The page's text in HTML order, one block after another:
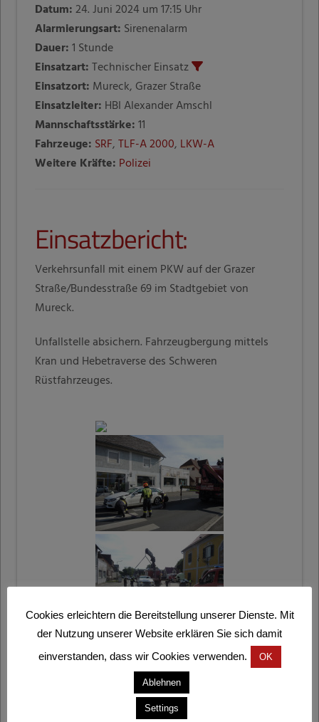
Datum:24. Juni 2024 um 17:15 Uhr
Alarmierungsart: Sirenenalarm
Dauer:1 Stunde
Einsatzart:Technischer Einsatz
Einsatzort: Mureck, Grazer Straße
Einsatzleiter: HBI Alexander Amschl
Mannschaftsstärke:11
Fahrzeuge: SRF,TLF-A 2000, LKW-A
Weitere Kräfte: Polizei
Einsatzbericht:
Verkehrsunfall mit einem PKW auf der Grazer
Straße/Bundesstraße 69 im Stadtgebiet von
Mureck.
Unfallstelle absichern. Fahrzeugbergung mittels
Kran und Hebetraverse des Schweren
Rüstfahrzeuges.
Cookies erleichtern die Bereitstellung unserer Dienste. Mit
der Nutzung unserer Website erklären Sie sich damit
einverstanden, dass wir Cookies verwenden.
OK
Ablehnen
Settings